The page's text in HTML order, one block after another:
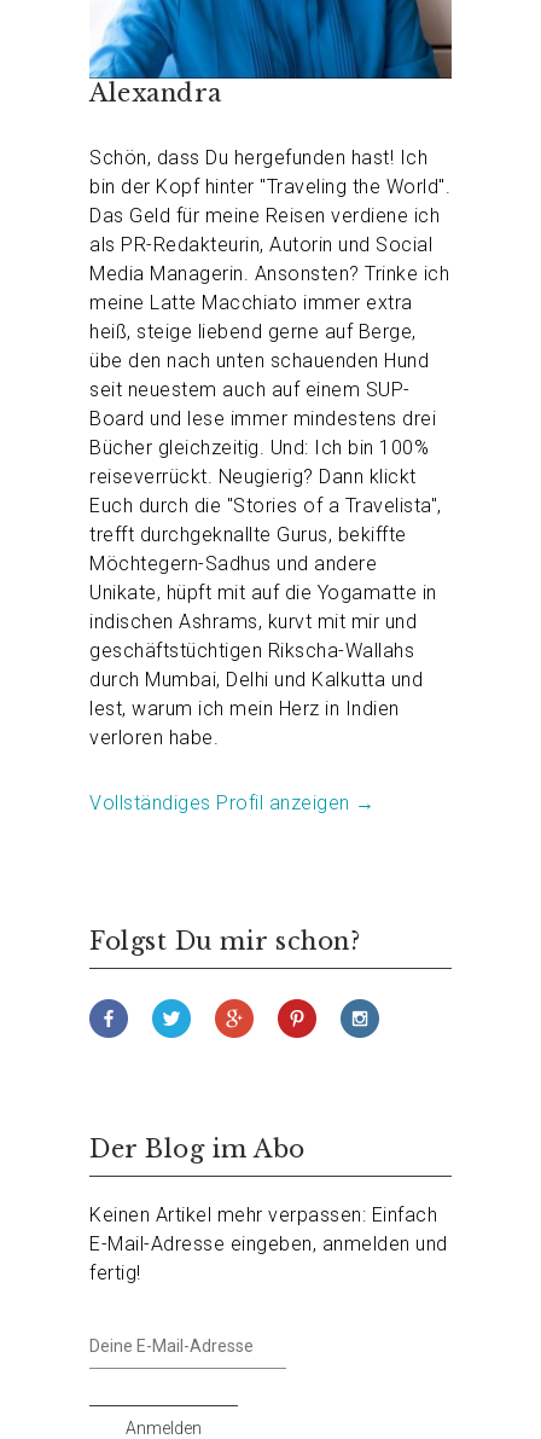
Alexandra
Schön, dass Du hergefunden hast! Ich
bin der Kopf hinter "Traveling the World".
Das Geld für meine Reisen verdiene ich
als PR-Redakteurin, Autorin und Social
Media Managerin. Ansonsten? Trinke ich
meine Latte Macchiato immer extra
heiß, steige liebend gerne auf Berge,
übe den nach unten schauenden Hund
seit neuestem auch auf einem SUP-
Board und lese immer mindestens drei
Bücher gleichzeitig. Und: Ich bin 100%
reiseverrückt. Neugierig? Dann klickt
Euch durch die "Stories of a Travelista",
trefft durchgeknallte Gurus, bekiffte
Möchtegern-Sadhus und andere
Unikate, hüpft mit auf die Yogamatte in
indischen Ashrams, kurvt mit mir und
geschäftstüchtigen Rikscha-Wallahs
durch Mumbai, Delhi und Kalkutta und
lest, warum ich mein Herz in Indien
verloren habe.
Vollständiges Profil anzeigen →
Folgst Du mir schon?
Der Blog im Abo
Keinen Artikel mehr verpassen: Einfach
E-Mail-Adresse eingeben, anmelden und
fertig!
Deine
E-
Adresse
Anmelden